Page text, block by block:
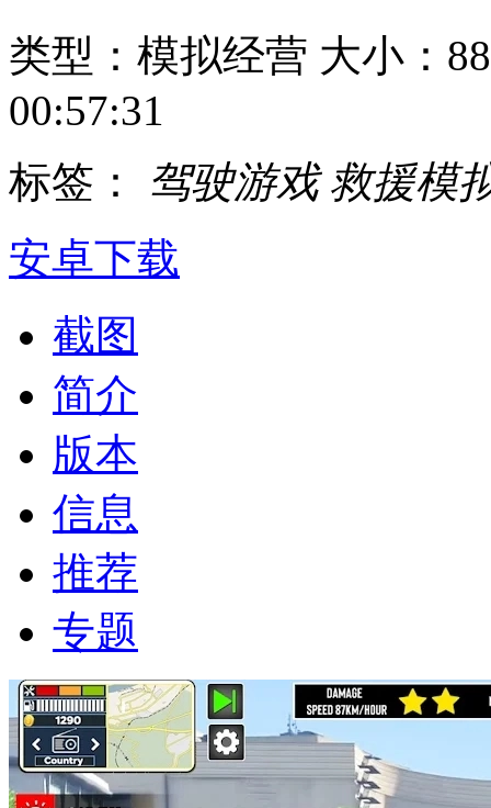
类型：模拟经营 大小：
00:57:31
标签： 驾驶游戏 救援模
安卓下载
截图
简介
版本
信息
推荐
专题